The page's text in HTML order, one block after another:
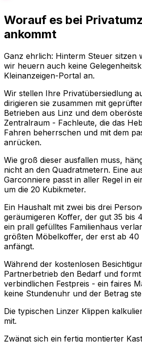
Worauf es bei
ankommt
Ganz ehrlich: Hinterm Steuer sitzen
wir heuern auch keine
Kleinanzeigen-Portal an.
Wir stellen Ihre Privatübersiedlung
dirigieren sie zusammen mit
Betrieben aus Linz und dem
Zentralraum - Fachleute, die das
Fahren beherrschen und mit dem
anrücken.
Wie groß dieser ausfallen muss,
nicht an den Quadratmetern. Eine
Garconniere passt in aller Regel in
um die 20 Kubikmeter.
Ein Haushalt mit zwei bis drei
geräumigeren Koffer, der gut 35 bis
ein prall gefülltes Familienhaus
größten Möbelkoffer, der erst ab 40
anfängt.
Während der kostenlosen
Partnerbetrieb den Bedarf und
verbindlichen Festpreis - ein faires
keine Stundenuhr und der Betrag
Die typischen Linzer Klippen
mit.
Zwängt sich ein fertig montierter